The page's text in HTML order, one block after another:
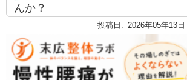
んか？
投稿日: 2026年05年13